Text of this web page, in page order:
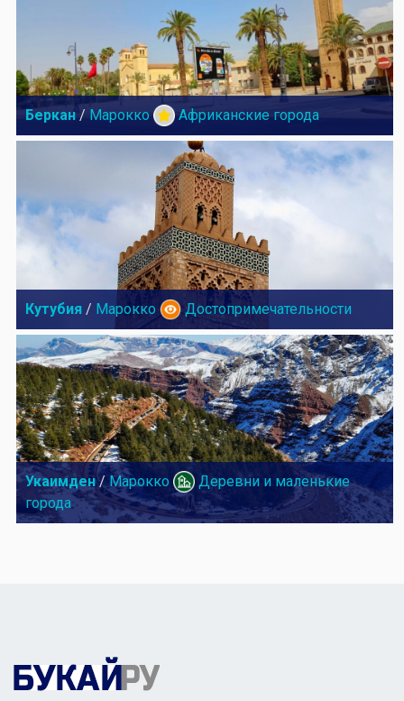
Беркан / Марокко Африканские города
Кутубия / Марокко Достопримечательности
Укаимден/ Марокко
Деревни и маленькие
города